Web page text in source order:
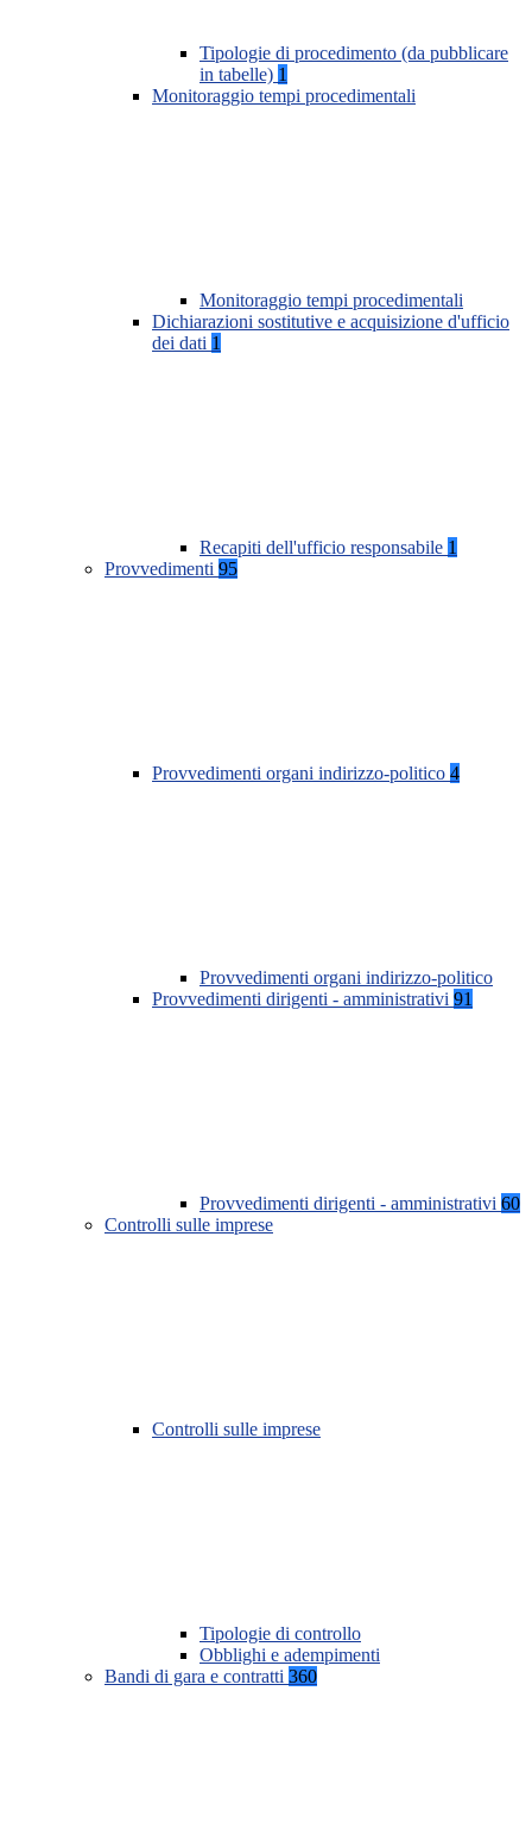
Tipologie di procedimento (da pubblicare
in tabelle) 1
Monitoraggio tempi procedimentali
Monitoraggio tempi procedimentali
Dichiarazioni sostitutive e acquisizione d'ufficio
dei dati 1
Recapiti dell'ufficio responsabile 1
Provvedimenti 95
Provvedimenti organi indirizzo-politico 4
Provvedimenti organi indirizzo-politico
Provvedimenti dirigenti - amministrativi 91
Provvedimenti dirigenti - amministrativi 60
Controlli sulle imprese
Controlli sulle imprese
Tipologie di controllo
Obblighi e adempimenti
Bandi di gara e contratti 360